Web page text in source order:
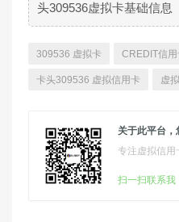
头309536虚拟卡基础信息
309536 虚拟卡 CREDIT信用
卡头309536 虚拟信用卡 虚
关于此平台
专注虚拟信用
扫一扫联系我